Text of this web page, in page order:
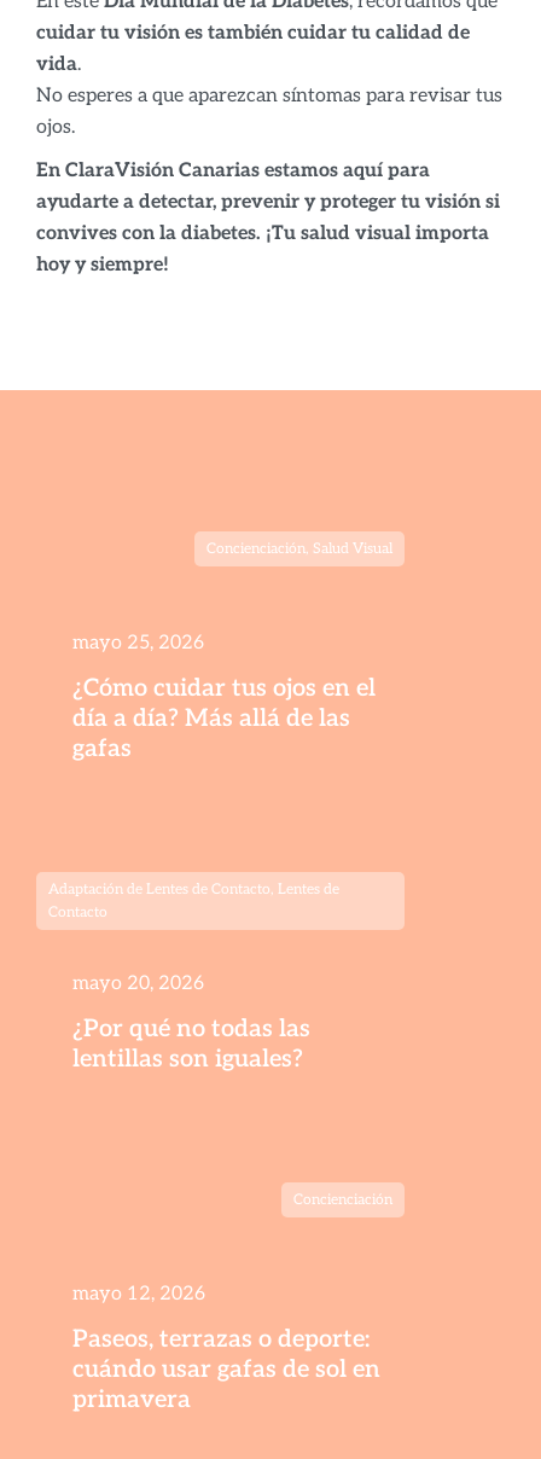
cuidar tu visión es también cuidar tu calidad de
vida.
No esperes a que aparezcan síntomas para revisar tus
ojos.
En ClaraVisión Canarias estamos aquí para
ayudarte a detectar, prevenir y proteger tu visión si
convives con la diabetes. ¡Tu salud visual importa
hoy y siempre!
mayo 25, 2026
Concienciación, Salud Visual
¿Cómo cuidar tus ojos en el
día a día? Más allá de las
gafas
mayo 20, 2026
Adaptación de Lentes de Contacto, Lentes de
Contacto
¿Por qué no todas las
lentillas son iguales?
mayo 12, 2026
Concienciación
Paseos, terrazas o deporte:
cuándo usar gafas de sol en
primavera